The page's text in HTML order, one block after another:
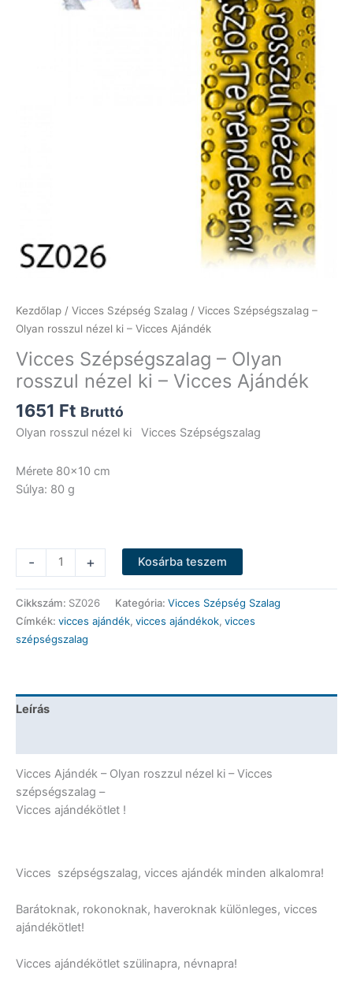
Kezdőlap / Vicces Szépség Szalag / Vicces Szépségszalag –
Olyan rosszul nézel ki – Vicces Ajándék
Vicces Szépségszalag – Olyan
rosszul nézel ki – Vicces Ajándék
1651 Ft Bruttó
Olyan rosszul nézel ki Vicces Szépségszalag
Mérete 80×10 cm
Súlya: 80 g
-
Szépségszalag
-
Olyan
rosszul
nézel
Vicces
+ Kosárba teszem
Cikkszám: SZ026 Kategória: Vicces Szépség Szalag
Címkék: vicces ajándék, vicces ajándékok, vicces
szépségszalag
Leírás
Vicces Ajándék – Olyan roszzul nézel ki – Vicces
szépségszalag –
Vicces ajándékötlet !
Vicces szépségszalag, vicces ajándék minden alkalomra!
Barátoknak, rokonoknak, haveroknak különleges, vicces
ajándékötlet!
Vicces ajándékötlet szülinapra, névnapra!